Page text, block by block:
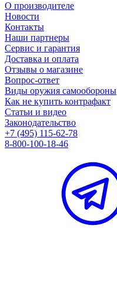
О производителе
Новости
Контакты
Наши партнеры
Сервис и гарантия
Доставка и оплата
Отзывы о магазине
Вопрос-ответ
Виды оружия самообороны
Как не купить контрафакт
Статьи и видео
Законодательство
+7 (495) 115-62-78
8-800-100-18-46